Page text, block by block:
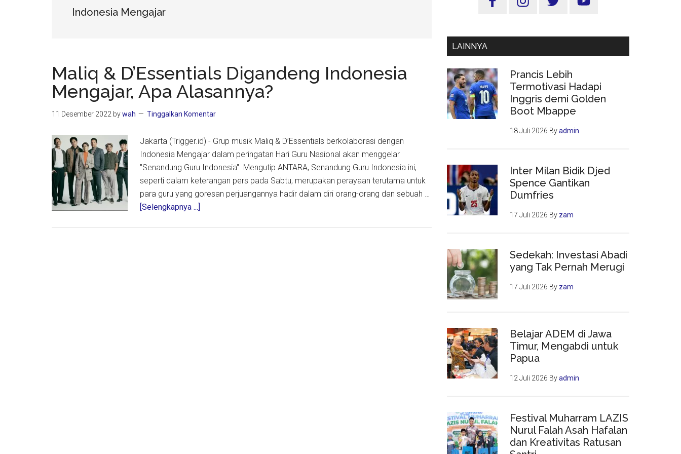
Indonesia Mengajar
Maliq & D’Essentials Digandeng Indonesia
Mengajar, Apa Alasannya?
11 Desember 2022 bywah Tinggalkan Komentar
Jakarta (Trigger.id) - Grup musik Maliq & D’Essentials berkolaborasi dengan
Indonesia Mengajar dalam peringatan Hari Guru Nasional akan menggelar
"Senandung Guru Indonesia". Mengutip ANTARA, Senandung Guru Indonesia ini,
seperti dalam keterangan pers pada Sabtu, merupakan perayaan terutama untuk
para guru yang goresan perjuangannya hadir dalam diri orang-orang dan sebuah …
[Selengkapnya ...]
Utama
LAINNYA
Prancis Lebih
Termotivasi Hadapi
Inggris demi Golden
Boot Mbappe
18 Juli 2026 Byadmin
Inter Milan Bidik Djed
Spence Gantikan
Dumfries
17 Juli 2026 By zam
Sedekah: Investasi Abadi
yang Tak Pernah Merugi
17 Juli 2026 By zam
Belajar ADEM di Jawa
Timur, Mengabdi untuk
Papua
12 Juli 2026 Byadmin
Festival Muharram LAZIS
Nurul Falah Asah Hafalan
dan Kreativitas Ratusan